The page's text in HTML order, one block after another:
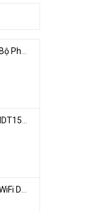
ZTE U60 Pro | Bộ Phát 5G Cầm Tay Tích Hợp Công Nghệ WiFi 7, Pin 10000mAh
Mobifone 12MDT150 | Sim Chuyên 4G Mobifone Dung Lượng Cao 500GB/Tháng Gói 1 Năm
ZTE U30 Pro | WiFi Di Động 5G Tốc Độ Lên Đến 500Mbps, Màn Hình Cảm Ứng